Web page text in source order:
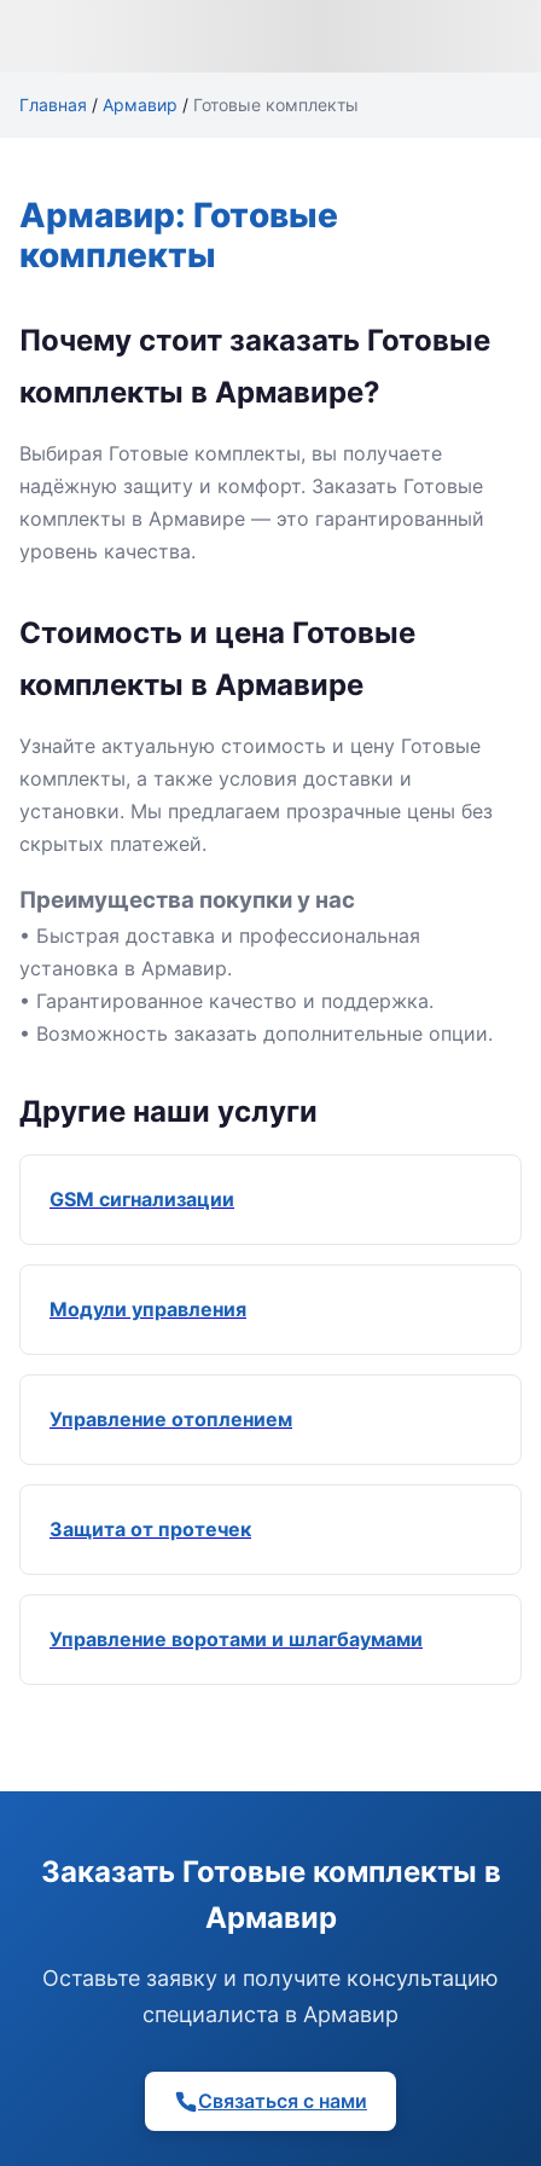
Главная / Армавир / Готовые комплекты
Армавир: Готовые
комплекты
Почему стоит заказать Готовые
комплекты в Армавире?
Выбирая Готовые комплекты, вы получаете
надёжную защиту и комфорт. Заказать Готовые
комплекты в Армавире — это гарантированный
уровень качества.
Стоимость и цена Готовые
комплекты в Армавире
Узнайте актуальную стоимость и цену Готовые
комплекты, а также условия доставки и
установки. Мы предлагаем прозрачные цены без
скрытых платежей.
Преимущества покупки у нас
• Быстрая доставка и профессиональная
установка в Армавир.
• Гарантированное качество и поддержка.
• Возможность заказать дополнительные опции.
Другие наши услуги
GSM сигнализации
Модули управления
Управление отоплением
Защита от протечек
Управление воротами и шлагбаумами
Заказать Готовые комплекты в
Армавир
Оставьте заявку и получите консультацию
специалиста в Армавир
Связаться с нами
модуль управления или готовый комплект.
Подобрать сигнализацию